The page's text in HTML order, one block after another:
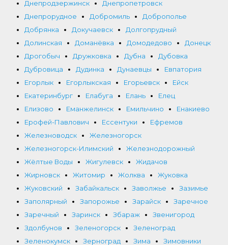
Днепродзержинск
Днепропетровск
Днепрорудное
Добромиль
Доброполье
Добрянка
Докучаевск
Долгопрудный
Долинская
Доманёвка Домодедово
Донецк
Дрогобыч
Дружковка Дубна
Дубовка
Дубровица
Дудинка Дунаевцы
Евпатория
Егорлык
Егорлыкская Егорьевск
Ейск
Екатеринбург
Елабуга Елань
Елец
Елизово
Еманжелинск Емильчино
Енакиево
Ерофей-Павлович
Ессентуки
Ефремов
Железноводск
Железногорск
Железногорск-Илимский
Железнодорожный
Жёлтые Воды
Жигулевск
Жидачов
Жирновск
Житомир Жолква
Жуковка
Жуковский
Забайкальск Заволжье
Зазимье
Заполярный
Запорожье Зарайск
Заречное
Заречный
Заринск Збараж
Звенигород
Здолбунов
Зеленогорск
Зеленоград
Зеленокумск
Зерноград Зима Зимовники